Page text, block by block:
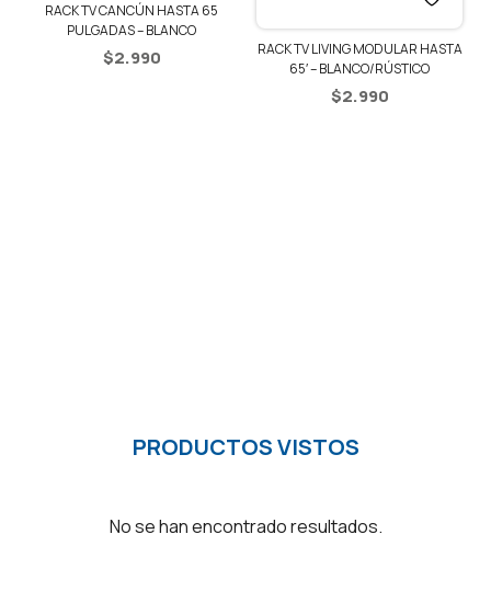
RACK TV CANCÚN HASTA 65
PULGADAS – BLANCO
$2.990
RACK TV LIVING MODULAR HASTA
65′ – BLANCO/RÚSTICO
$2.990
PRODUCTOS VISTOS
No se han encontrado resultados.